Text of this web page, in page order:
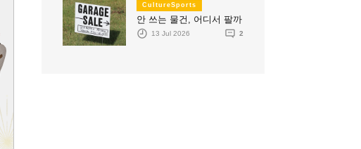
CultureSports
안 쓰는 물건, 어디서 팔까
13 Jul 2026 2